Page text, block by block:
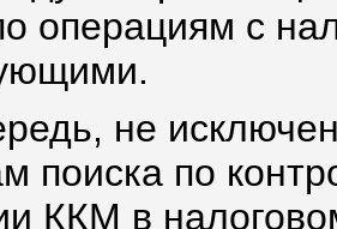
операциям с
не
поиска по
ККМ в